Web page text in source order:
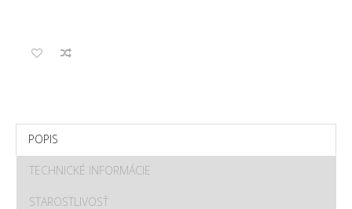
POPIS
TECHNICKÉ INFORMÁCIE
STAROSTLIVOSŤ